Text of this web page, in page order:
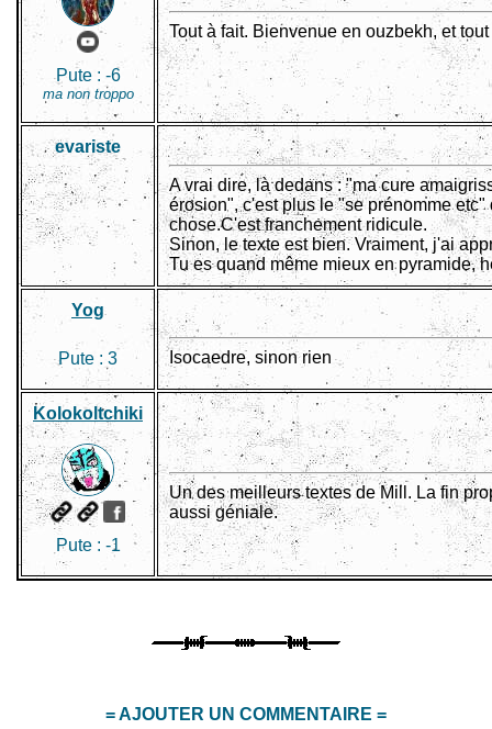
Pute : -6
ma non troppo
Tout à fait. Bienvenue en ouzbekh, et tout
evariste
A vrai dire, là dedans : "ma cure
érosion", c'est plus le "se prénomme etc"
chose.C'est franchement ridicule.
Sinon, le texte est bien. Vraiment, j'ai
Tu es quand même mieux en pyramide,
Yog
Pute : 3 Isocaedre, sinon rien
Kolokoltchiki
Pute : -1
Un des meilleurs textes de Mill. La fin
aussi géniale.
= AJOUTER UN COMMENTAIRE =